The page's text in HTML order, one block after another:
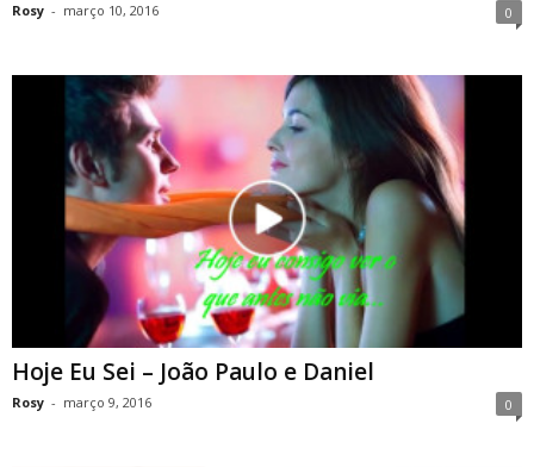
Rosy - março 10, 2016 0
Hoje Eu Sei – João Paulo e Daniel
Rosy - março 9, 2016 0